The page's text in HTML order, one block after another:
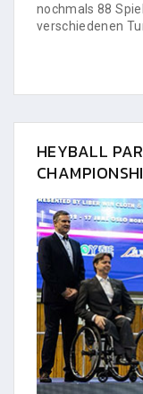
nochmals 88
verschiedenen
HEYBALL